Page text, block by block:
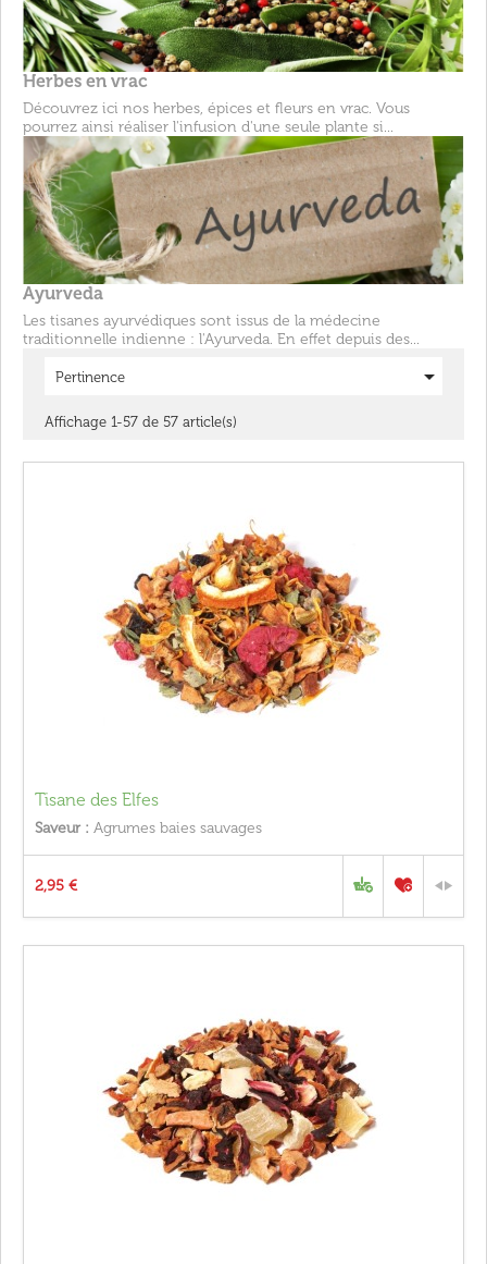
Herbes en vrac
Découvrez ici nos herbes, épices et fleurs en vrac. Vous
pourrez ainsi réaliser l'infusion d'une seule plante si...
Ayurveda
Les tisanes ayurvédiques sont issus de la médecine
traditionnelle indienne : l'Ayurveda. En effet depuis des...
Pertinence 
Affichage 1-57 de 57 article(s)
Tisane des Elfes
Saveur : Agrumes baies sauvages
2,95 €